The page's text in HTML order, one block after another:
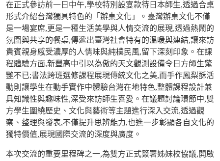
在正式參訪前一日中午,學校特別設宴款待日本師生,透過合桌
形式介紹台灣獨具特色的「辦桌文化」。臺灣辦桌文化不僅
是一場宴席,更是一種生活美學與人情交流的展現,透過熱鬧的
氛圍與共享的餐桌,傳遞出臺灣社會特有的溫暖與連結,讓來訪
貴賓親身感受濃厚的人情味與純樸民風,留下深刻印象。 在課
程體驗方面,新豐高中引以為傲的天文觀測設備令日方師生驚
艷不已;書法跨班選修課程展現傳統文化之美,而手作鳳梨酥活
動則讓學生在動手實作中體驗台灣在地特色,整體課程設計兼
具知識性與趣味性,深受來訪師生喜愛。 在議題討論環節中,雙
方學生圍繞歷史、文化與藝術等主題進行深入交流,透過觀
察、整理與發表,不僅提升思辨能力,也進一步彰顯各自文化的
獨特價值,展現國際交流的深度與廣度。
本次交流的重要里程碑之一,為雙方正式簽署姊妹校協議,開啟